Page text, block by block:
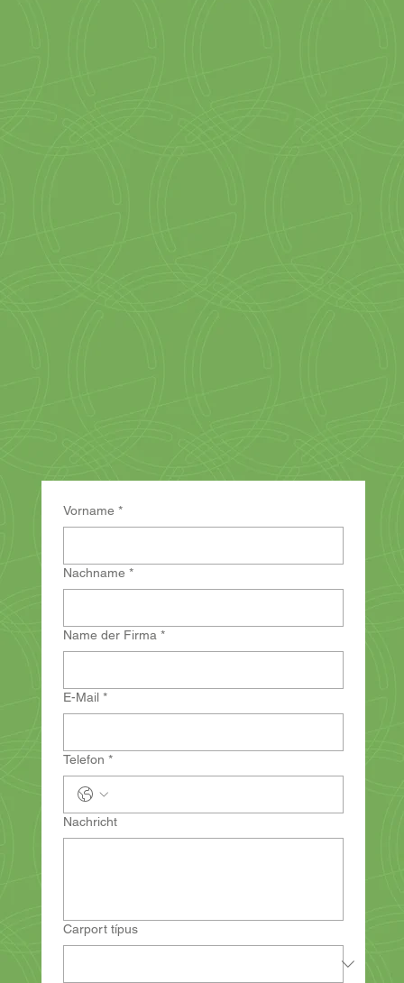
Vorname *
Nachname *
Name der Firma *
E-Mail *
Telefon *
Nachricht
Carport típus